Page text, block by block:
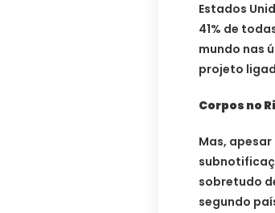
Estados
41% de
mundo nas
projeto
Corpos no
Mas,
sobretudo
segundo